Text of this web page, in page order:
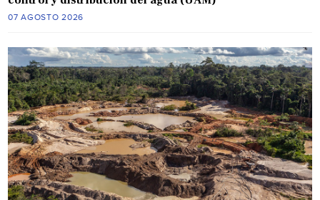
07 AGOSTO 2026